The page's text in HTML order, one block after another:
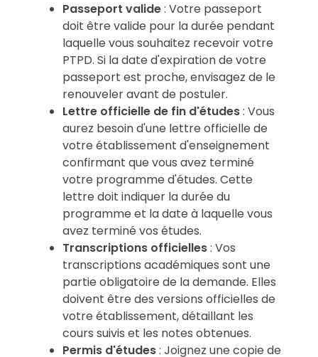
Passeport valide: Votre passeport
doit être valide pour la durée pendant
laquelle vous souhaitez recevoir votre
PTPD. Si la date d'expiration de votre
passeport est proche, envisagez de le
renouveler avant de postuler.
Lettre officielle de fin d'études: Vous
aurez besoin d'une lettre officielle de
votre établissement d'enseignement
confirmant que vous avez terminé
votre programme d'études. Cette
lettre doit indiquer la durée du
programme et la date à laquelle vous
avez terminé vos études.
Transcriptions officielles: Vos
transcriptions académiques sont une
partie obligatoire de la demande. Elles
doivent être des versions officielles de
votre établissement, détaillant les
cours suivis et les notes obtenues.
Permis d'études: Joignez une copie de